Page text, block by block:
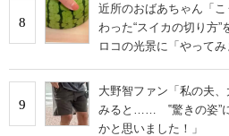
8
近所のおばあちゃん「
わった“スイカの切り
ロコの光景に「やってみ
9
大野智ファン「私の夫
みると…… ‟驚きの姿”
かと思いました！」